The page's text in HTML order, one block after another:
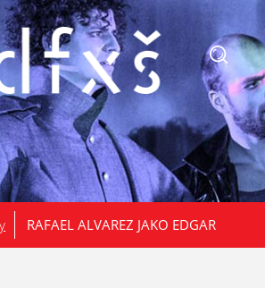
RAFAEL ALVAREZ JAKO EDGAR